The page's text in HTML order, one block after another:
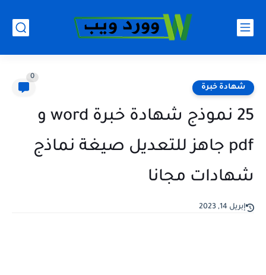
شهادة خبرة
0
25 نموذج شهادة خبرة word و
pdf جاهز للتعديل صيغة نماذج
شهادات مجانا
إبريل 14, 2023